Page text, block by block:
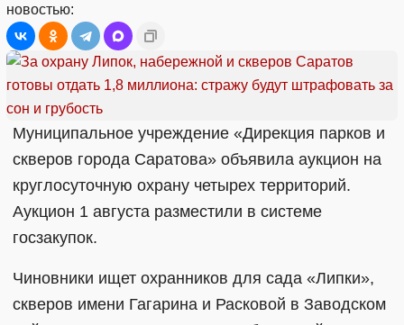
новостью:
Муниципальное учреждение «Дирекция парков и
скверов города Саратова» объявила аукцион на
круглосуточную охрану четырех территорий.
Аукцион 1 августа разместили в системе
госзакупок.
Чиновники ищет охранников для сада «Липки»,
скверов имени Гагарина и Расковой в Заводском